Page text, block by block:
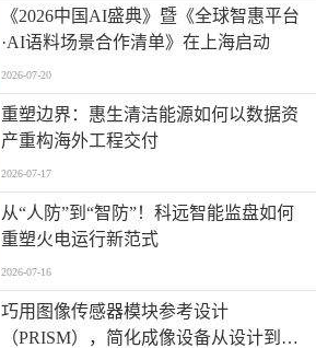
《2026中国AI盛典》暨《全球智惠平台
·AI语料场景合作清单》在上海启动
2026-07-20
重塑边界：惠生清洁能源如何以数据资
产重构海外工程交付
2026-07-17
从“人防”到“智防”！科远智能监盘如何
重塑火电运行新范式
2026-07-16
巧用图像传感器模块参考设计
（PRISM），简化成像设备从设计到制